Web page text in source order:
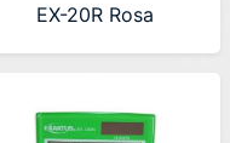
EX-20R Rosa